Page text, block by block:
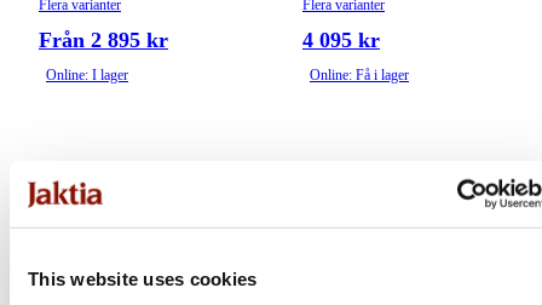
This website uses cookies
Flera varianter
Från 2 895 kr
Online: I lager
Flera varianter
4 095 kr
Online: Få i lager